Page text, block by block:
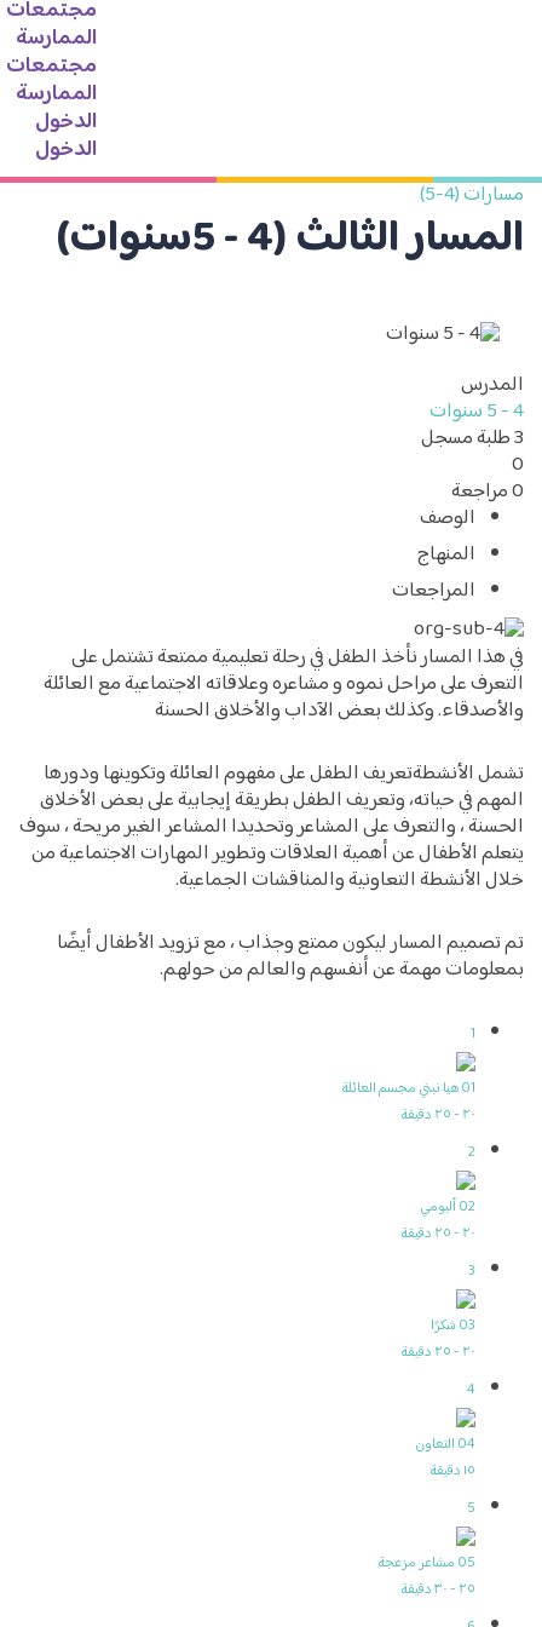
مجتمعات
الممارسة
مجتمعات
الممارسة
الدخول
الدخول
(4-5)
الثالث (4 - 5سنوات)
مسجل
الوصف
المنهاج
المراجعات
المسار نأخذ الطفل في رحلة تعليمية ممتعة تشتمل على
على مراحل نموه و مشاعره وعلاقاته الاجتماعية مع العائلة
وكذلك بعض الآداب والأخلاق الحسنة
الطفل على مفهوم العائلة وتكوينهاودورها
في حياته، وتعريف الطفل بطريقة إيجابية على بعض الأخلاق
، والتعرف على المشاعر وتحديدا المشاعر الغير مريحة ،سوف
الأطفال عن أهمية العلاقات وتطوير المهارات الاجتماعية من
التعاونية والمناقشات الجماعية.
المسار ليكون ممتع وجذاب ، مع تزويد الأطفال أيضًا
مهمة عن أنفسهم والعالم من حولهم.